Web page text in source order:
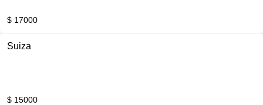
$ 17000
Suiza
$ 15000